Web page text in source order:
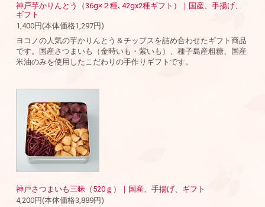
神戸芋かりんとう（36g×２種､42gx2種ギフト）｜国産、手揚げ、
ギフト
1,400円(本体価格1,297円)
ヨコノの人気の芋かりんとう＆チップスを詰め合わせたギフト商品
です。国産さつまいも（金時いも・紫いも）、種子島産粗糖、国産
米油のみを使用したこだわりの手作りギフトです。
神戸さつまいも三昧（520ｇ）｜国産、手揚げ、ギフト
4,200円(本体価格3,889円)